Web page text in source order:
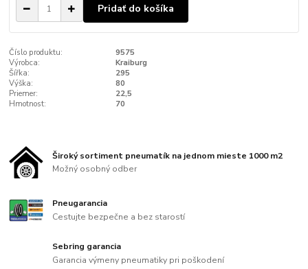
Pridať do košíka
Číslo produktu:
9575
Výrobca:
Kraiburg
Šířka:
295
Výška:
80
Priemer:
22,5
Hmotnost:
70
Široký sortiment pneumatík na jednom mieste 1000 m2
Možný osobný odber
Pneugarancia
Cestujte bezpečne a bez starostí
Sebring garancia
Garancia výmeny pneumatiky pri poškodení